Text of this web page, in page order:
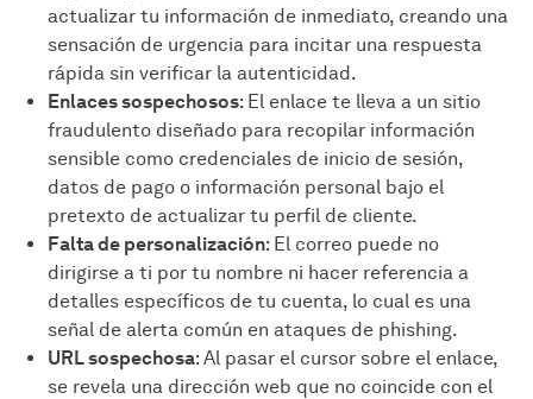
actualizar tu información de inmediato, creando una
sensación de urgencia para incitar una respuesta
rápida sin verificar la autenticidad.
Enlaces sospechosos: El enlace te lleva a un sitio
fraudulento diseñado para recopilar información
sensible como credenciales de inicio de sesión,
datos de pago o información personal bajo el
pretexto de actualizar tu perfil de cliente.
Falta de personalización: El correo puede no
dirigirse a ti por tu nombre ni hacer referencia a
detalles específicos de tu cuenta, lo cual es una
señal de alerta común en ataques de phishing.
URL sospechosa: Al pasar el cursor sobre el enlace,
se revela una dirección web que no coincide con el